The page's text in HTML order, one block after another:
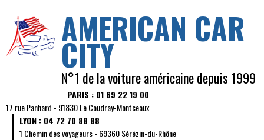
AMERICAN CAR
CITY
N°1 de la voiture américaine depuis 1999
PARIS : 01 69 22 19 00
17 rue Panhard - 91830 Le Coudray-Montceaux
LYON : 04 72 70 88 88
1 Chemin des voyageurs - 69360 Sérézin-du-Rhône